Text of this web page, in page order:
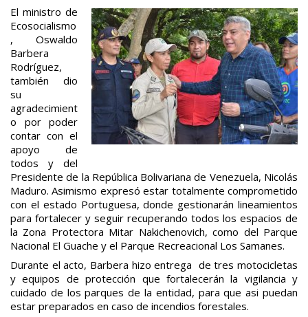
El ministro de
Ecosocialismo
, Oswaldo
Barbera
Rodríguez,
también dio
su
agradecimient
o por poder
contar con el
apoyo de
todos y del
Presidente de la República Bolivariana de Venezuela, Nicolás
Maduro. Asimismo expresó estar totalmente comprometido
con el estado Portuguesa, donde gestionarán lineamientos
para fortalecer y seguir recuperando todos los espacios de
la Zona Protectora Mitar Nakichenovich, como del Parque
Nacional El Guache y el Parque Recreacional Los Samanes.
Durante el acto, Barbera hizo entrega de tres motocicletas
y equipos de protección que fortalecerán la vigilancia y
cuidado de los parques de la entidad, para que asi puedan
estar preparados en caso de incendios forestales.